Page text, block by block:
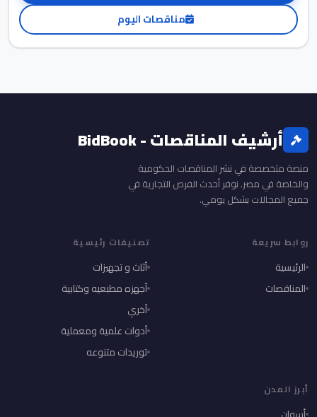
مناقصات اليوم
أرشيف المناقصات - BidBook
منصة متخصصة في نشر المناقصات الحكومية
والخاصة في مصر. نوفر أحدث الفرص التجارية في
جميع المجالات بشكل يومي.
روابط سريعة
الرئيسية
المناقصات
تصنيفات رئيسية
أثاث و تجهيزات
أجهزه مطبعيه وكتابية
أخري
أدوات علمية ومعملية
توريدات متنوعه
أبرز المدن